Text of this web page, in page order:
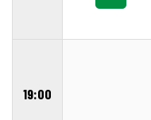
19:00